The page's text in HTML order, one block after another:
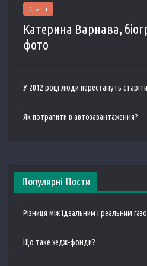
Статті
Катерина Варнава,
фото
У 2012 році люди перестануть старіти
Як потрапити в автозавантаження?
Популярні Пости
Різниця між ідеальним і реальним
Що таке хедж-фонди?